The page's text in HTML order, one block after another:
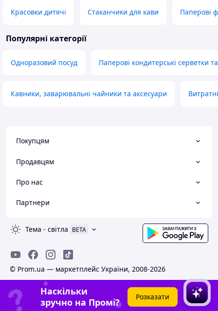
Красовки дитячі Стаканчики для кави Паперові
Популярні категорії
Одноразовий посуд Паперові кондитерські серветки
Кавники, заварювальні чайники та аксесуари
Покупцям
Продавцям
Про нас
Партнери
Тема - світла BETA
© Prom.ua — маркетплейс України, 2008-2026
Наскільки
зручно на Промі?
Розказати